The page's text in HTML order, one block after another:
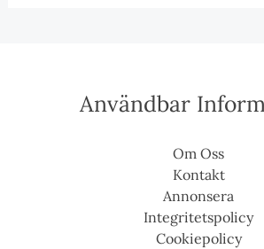
Användbar
Om Oss
Kontakt
Annonsera
Integritetspolicy
Cookiepolicy